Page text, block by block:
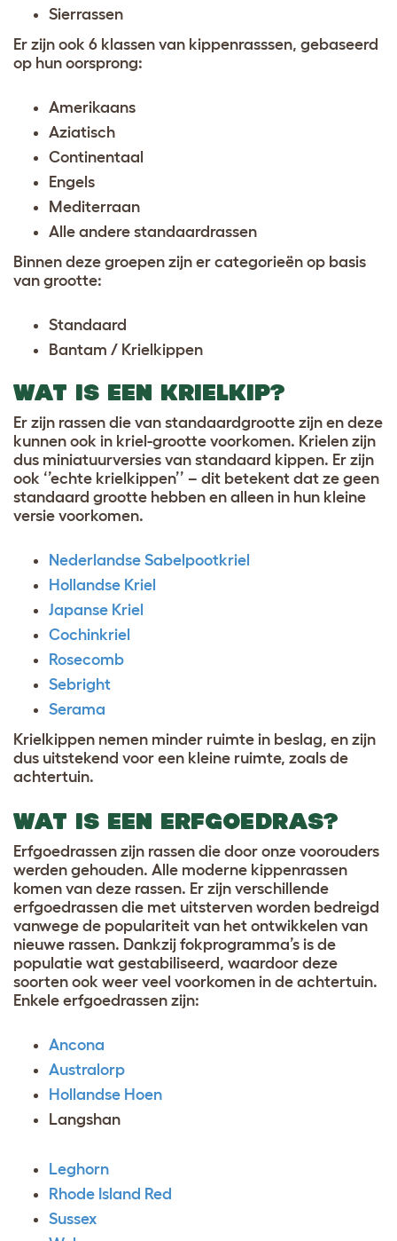
Sierrassen
Er zijn ook 6 klassen van kippenrasssen, gebaseerd
op hun oorsprong:
Amerikaans
Aziatisch
Continentaal
Engels
Mediterraan
Alle andere standaardrassen
Binnen deze groepen zijn er categorieën op basis
van grootte:
Standaard
Bantam / Krielkippen
WAT IS EEN KRIELKIP?
Er zijn rassen die van standaardgrootte zijn en deze
kunnen ook in kriel-grootte voorkomen. Krielen zijn
dus miniatuurversies van standaard kippen. Er zijn
ook ‘’echte krielkippen’’ – dit betekent dat ze geen
standaard grootte hebben en alleen in hun kleine
versie voorkomen.
Nederlandse Sabelpootkriel
Hollandse Kriel
Japanse Kriel
Cochinkriel
Rosecomb
Sebright
Serama
Krielkippen nemen minder ruimte in beslag, en zijn
dus uitstekend voor een kleine ruimte, zoals de
achtertuin.
WAT IS EEN ERFGOEDRAS?
Erfgoedrassen zijn rassen die door onze voorouders
werden gehouden. Alle moderne kippenrassen
komen van deze rassen. Er zijn verschillende
erfgoedrassen die met uitsterven worden bedreigd
vanwege de populariteit van het ontwikkelen van
nieuwe rassen. Dankzij fokprogramma’s is de
populatie wat gestabiliseerd, waardoor deze
soorten ook weer veel voorkomen in de achtertuin.
Enkele erfgoedrassen zijn:
Ancona
Australorp
Hollandse Hoen
Langshan
Leghorn
Rhode Island Red
Sussex